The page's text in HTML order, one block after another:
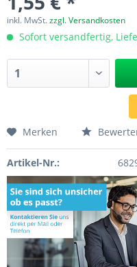
inkl. MwSt.zzgl. Versandkosten
Sofort versandfertig,
Merken
Artikel-Nr.: